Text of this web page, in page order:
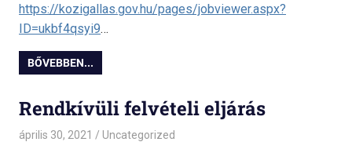
https://kozigallas.gov.hu/pages/jobviewer.aspx?
ID=ukbf4qsyi9…
BŐVEBBEN...
Rendkívüli felvételi eljárás
április 30, 2021 admin
Uncategorized